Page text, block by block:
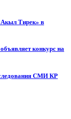
Тирек» в
конкурс на
СМИ КР